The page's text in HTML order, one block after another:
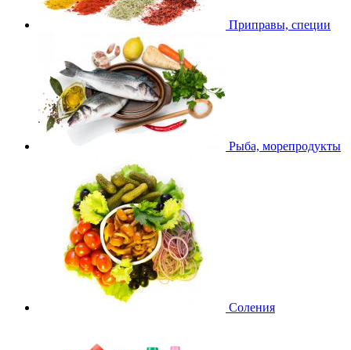
Приправы, специи
Рыба, морепродукты
Соления